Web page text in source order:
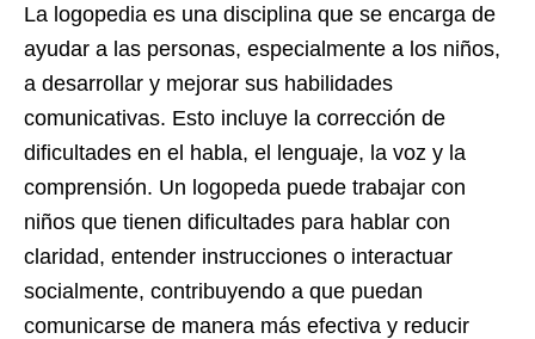
La logopedia es una disciplina que se encarga de
ayudar a las personas, especialmente a los niños,
a desarrollar y mejorar sus habilidades
comunicativas. Esto incluye la corrección de
dificultades en el habla, el lenguaje, la voz y la
comprensión. Un logopeda puede trabajar con
niños que tienen dificultades para hablar con
claridad, entender instrucciones o interactuar
socialmente, contribuyendo a que puedan
comunicarse de manera más efectiva y reducir